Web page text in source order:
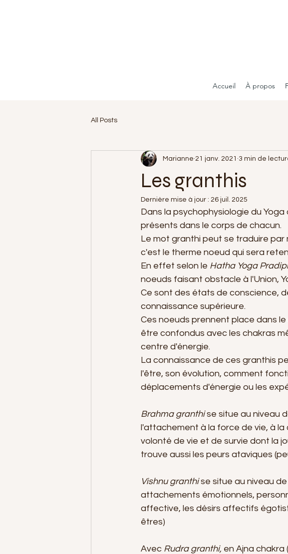
Accueil À propos
All Posts
Les granthis
Marianne 21 janv. 2021 3 min de
Dernière mise à jour : 26 juil. 2025
Dans la psychophysiologie du
présents dans le corps de chacun.
Le mot granthi peut se traduire par
c'est le therme noeud qui sera
En effet selon le Hatha Yoga
noeuds faisant obstacle à l'Union,
Ce sont des états de conscience,
connaissance supérieure.
Ces noeuds prennent place dans
être confondus avec les chakras
centre d'énergie.
La connaissance de ces granthis
l'être, son évolution, comment
déplacements d'énergie ou les
Brahma granthi se situe au niveau
l'attachement à la force de vie, à la
volonté de vie et de survie dont la
trouve aussi les peurs ataviques
Vishnu granthi se situe au niveau
attachements émotionnels,
affective, les désirs affectifs
êtres)
Avec Rudra granthi, en Ajna